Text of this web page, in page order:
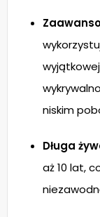
niskim
Długa
aż 10 lat,